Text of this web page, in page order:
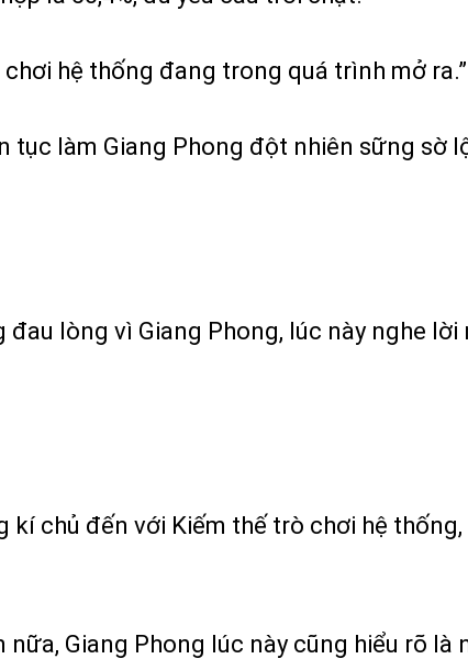
hệ thống đang trong quá trình mở ra.”
làm Giang Phong đột nhiên sững sờ
lòng vì Giang Phong, lúc này nghe
kí chủ đến với Kiếm thế trò chơi hệ
Giang Phong lúc này cũng hiểu rõ